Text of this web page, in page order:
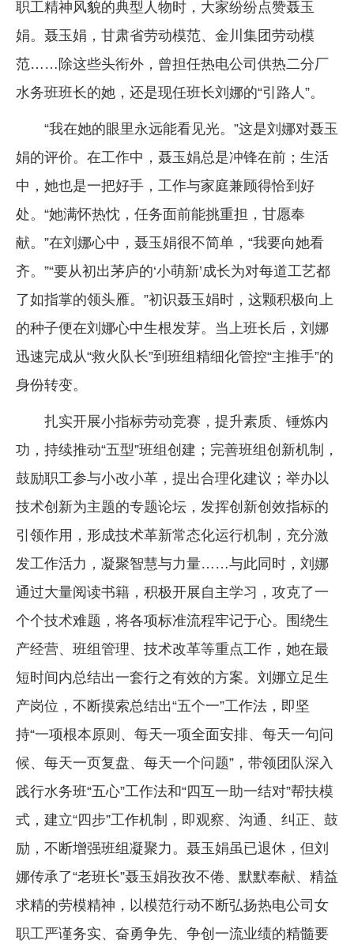
职工精神风貌的典型人物时，大家纷纷点赞聂玉
娟。聂玉娟，甘肃省劳动模范、金川集团劳动模
范……除这些头衔外，曾担任热电公司供热二分厂
水务班班长的她，还是现任班长刘娜的“引路人”。
“我在她的眼里永远能看见光。”这是刘娜对聂玉
娟的评价。在工作中，聂玉娟总是冲锋在前；生活
中，她也是一把好手，工作与家庭兼顾得恰到好
处。“她满怀热忱，任务面前能挑重担，甘愿奉
献。”在刘娜心中，聂玉娟很不简单，“我要向她看
齐。”“要从初出茅庐的‘小萌新’成长为对每道工艺都
了如指掌的领头雁。”初识聂玉娟时，这颗积极向上
的种子便在刘娜心中生根发芽。当上班长后，刘娜
迅速完成从“救火队长”到班组精细化管控“主推手”的
身份转变。
扎实开展小指标劳动竞赛，提升素质、锤炼内
功，持续推动“五型”班组创建；完善班组创新机制，
鼓励职工参与小改小革，提出合理化建议；举办以
技术创新为主题的专题论坛，发挥创新创效指标的
引领作用，形成技术革新常态化运行机制，充分激
发工作活力，凝聚智慧与力量……与此同时，刘娜
通过大量阅读书籍，积极开展自主学习，攻克了一
个个技术难题，将各项标准流程牢记于心。围绕生
产经营、班组管理、技术改革等重点工作，她在最
短时间内总结出一套行之有效的方案。刘娜立足生
产岗位，不断摸索总结出“五个一”工作法，即坚
持“一项根本原则、每天一项全面安排、每天一句问
候、每天一页复盘、每天一个问题”，带领团队深入
践行水务班“五心”工作法和“四互一助一结对”帮扶模
式，建立“四步”工作机制，即观察、沟通、纠正、鼓
励，不断增强班组凝聚力。聂玉娟虽已退休，但刘
娜传承了“老班长”聂玉娟孜孜不倦、默默奉献、精益
求精的劳模精神，以模范行动不断弘扬热电公司女
职工严谨务实、奋勇争先、争创一流业绩的精髓要